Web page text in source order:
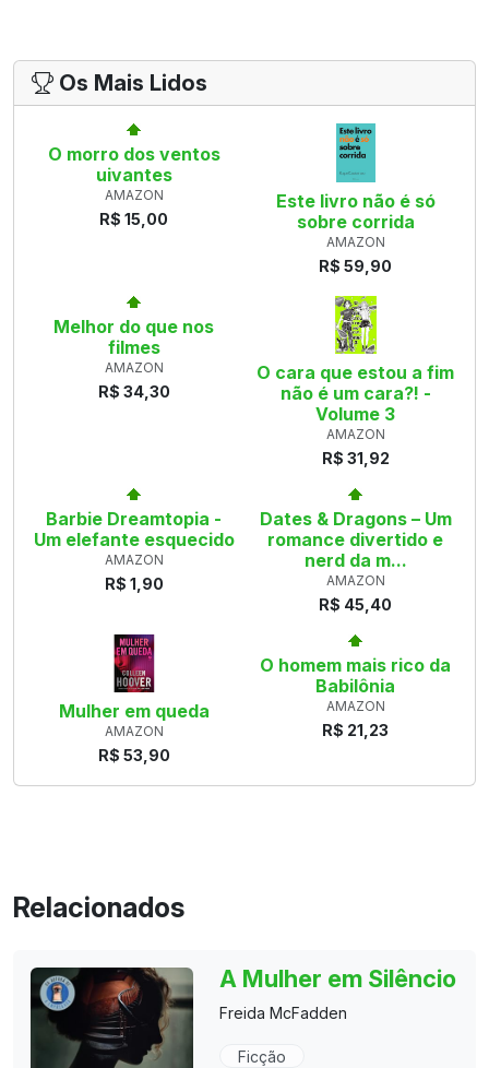
Os Mais Lidos
O morro dos ventos
uivantes
AMAZON
R$ 15,00
Este livro não é só
sobre corrida
AMAZON
R$ 59,90
Melhor do que nos
filmes
AMAZON
R$ 34,30
O cara que estou a fim
não é um cara?! -
Volume 3
AMAZON
R$ 31,92
Barbie Dreamtopia -
Um elefante esquecido
AMAZON
R$ 1,90
Dates & Dragons – Um
romance divertido e
nerd da m...
AMAZON
R$ 45,40
Mulher em queda
AMAZON
R$ 53,90
O homem mais rico da
Babilônia
AMAZON
R$ 21,23
Relacionados
A Mulher em Silêncio
Freida McFadden
Ficção